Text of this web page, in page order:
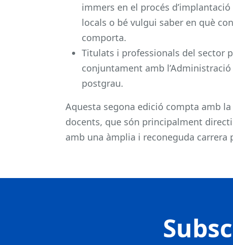
immers en el procés
locals o bé vulgui saber en què
comporta.
Titulats i professionals del sector
conjuntament amb
postgrau.
Aquesta segona edició compta amb la
docents, que són principalment
amb una àmplia i reconeguda carrera